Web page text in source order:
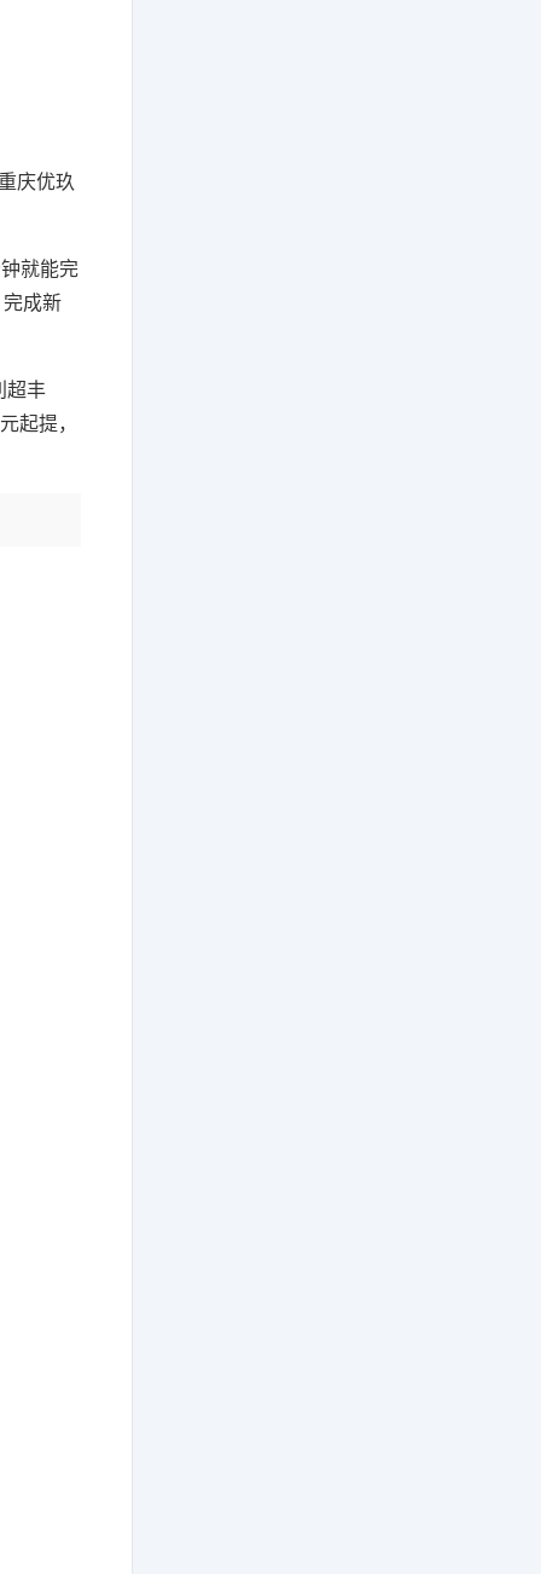
庆优玖
就能完
成新
超丰
起提，